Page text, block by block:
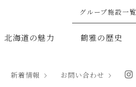
北海道の魅力 鶴雅の歴史
新着情報 お問い合わせ
グループ施設一覧